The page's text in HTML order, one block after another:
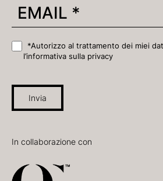
*Autorizzo al trattamento dei miei
l’informativa sulla privacy
Invia
In collaborazione con